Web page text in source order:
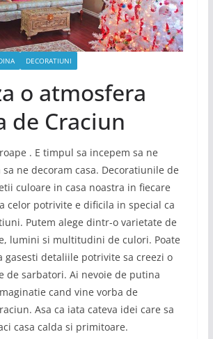
DECORATIUNI
o atmosfera
de Craciun
. E timpul sa incepem sa ne
ne decoram casa. Decoratiunile de
culoare in casa noastra in fiecare
celor potrivite e dificila in special ca
Putem alege dintr-o varietate de
lumini si multitudini de culori. Poate
gasesti detaliile potrivite sa creezi o
de sarbatori. Ai nevoie de putina
cand vine vorba de
Asa ca iata cateva idei care sa
casa calda si primitoare.